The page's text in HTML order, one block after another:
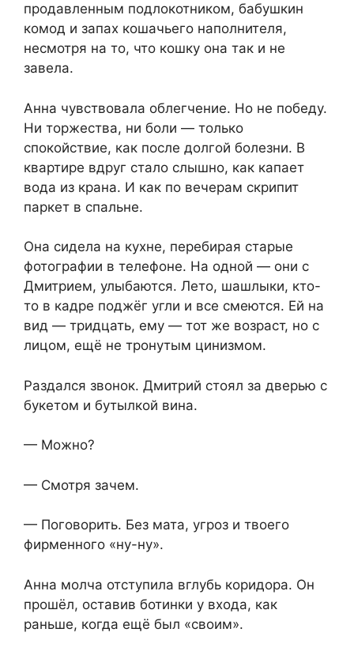
продавленным подлокотником, бабушкин
комод и запах кошачьего наполнителя,
несмотря на то, что кошку она так и не
завела.
Анна чувствовала облегчение. Но не победу.
Ни торжества, ни боли — только
спокойствие, как после долгой болезни. В
квартире вдруг стало слышно, как капает
вода из крана. И как по вечерам скрипит
паркет в спальне.
Она сидела на кухне, перебирая старые
фотографии в телефоне. На одной — они с
Дмитрием, улыбаются. Лето, шашлыки, кто-
то в кадре поджёг угли и все смеются. Ей на
вид — тридцать, ему — тот же возраст, но с
лицом, ещё не тронутым цинизмом.
Раздался звонок. Дмитрий стоял за дверью с
букетом и бутылкой вина.
— Можно?
— Смотря зачем.
— Поговорить. Без мата, угроз и твоего
фирменного «ну-ну».
Анна молча отступила вглубь коридора. Он
прошёл, оставив ботинки у входа, как
раньше, когда ещё был «своим».